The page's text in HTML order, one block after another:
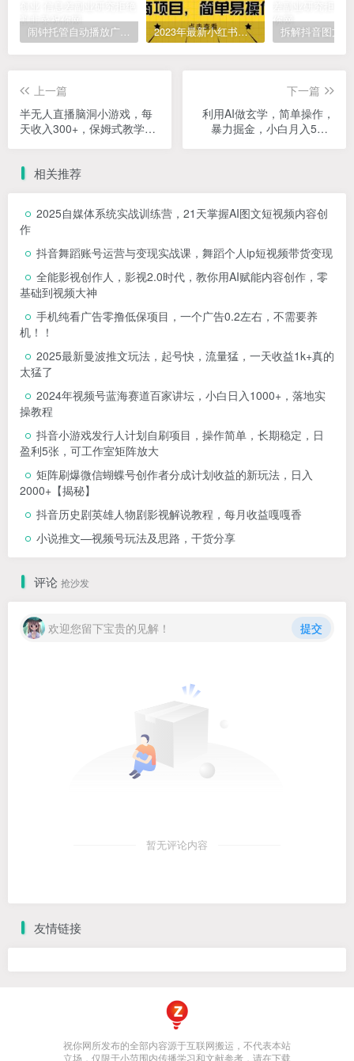
闹钟托管自动播放广告，单机5-10，无需人工操作 2023年最新小红书成人电商项目，简单易操作【详细教程】
上一篇
半无人直播脑洞小游戏，每
天收入300+，保姆式教学小
下一篇
利用AI做玄学，简单操作，
暴力掘金，小白月入5万+
相关推荐
2025自媒体系统实战训练营，21天掌握AI图文短视频内容创
作
抖音舞蹈账号运营与变现实战课，舞蹈个人ip短视频带货变现
全能影视创作人，影视2.0时代，教你用AI赋能内容创作，​零
基础到视频大神
手机纯看广告零撸低保项目，一个广告0.2左右，不需要养
机！！
2025最新曼波推文玩法，起号快，流量猛，一天收益1k+真的
太猛了
2024年视频号蓝海赛道百家讲坛，小白日入1000+，落地实
操教程
抖音小游戏发行人计划自刷项目，操作简单，长期稳定，日
盈利5张，可工作室矩阵放大
矩阵刷爆微信蝴蝶号创作者分成计划收益的新玩法，日入
2000+【揭秘】
抖音历史剧英雄人物剧影视解说教程，每月收益嘎嘎香
小说推文—视频号玩法及思路，干货分享
评论 抢沙发
欢迎您留下宝贵的见解！ 提交
暂无评论内容
友情链接
祝你网所发布的全部内容源于互联网搬运，不代表本站
立场，仅限于小范围内传播学习和文献参考，请在下载